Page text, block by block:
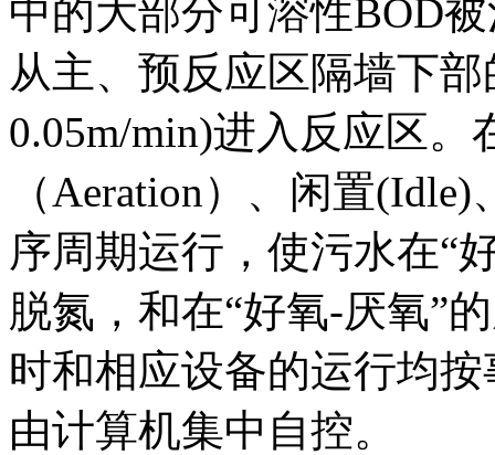
中的大部分可溶性BOD
从主、预反应区隔墙下
0.05m/min)进入反应区。
（Aeration）、闲置
序周期运行，使污水在“
脱氮，和在“好氧-厌氧”
时和相应设备的运行均
由计算机集中自控。